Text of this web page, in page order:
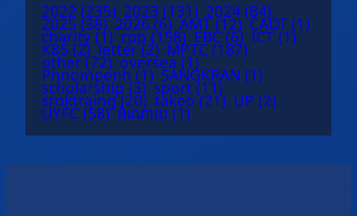
2022 (235) 2023 (131) 2024 (84)
2025 (38) 2026 (6) AMT (12) CADT (1)
charity (1) cpp (158) EBC (6) ICT (1)
K85 (2) letter (2) MPTC (187)
other (72) oversea (1)
Phnompenh (1) SANGKRAN (1)
scholarship (3) sport (11)
sroktraing (20) takeo (21) UP (2)
UYFC (58) អំណោយ (1)